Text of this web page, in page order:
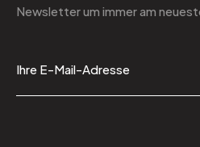
Newsletterum immer am